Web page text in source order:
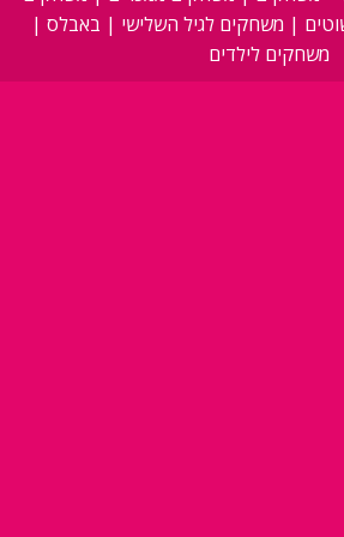
| משחקים לגיל השלישי | באבלס |
משחקים לילדים